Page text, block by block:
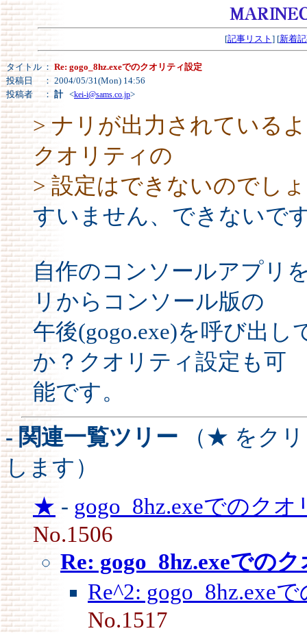
[記事リスト ] [新着
タイトル ： Re: gogo_8hz.exeでのクオリティ設定
投稿日
： 2004/05/31(Mon) 14:56
投稿者
： 計<kei-i@sams.co.jp>
> ナリが出力されている
クオリティの
> 設定はできないのでし
すいません、できないで
自作のコンソールアプリ
リからコンソール版の
午後(gogo.exe)を呼び出
か？クオリティ設定も可
能です。
- 関連一覧ツリー （★ をク
します）
★ - gogo_8hz.exeでのク
No.1506
Re: gogo_8hz.exeでの
Re^2: gogo_8hz.exe
No.1517